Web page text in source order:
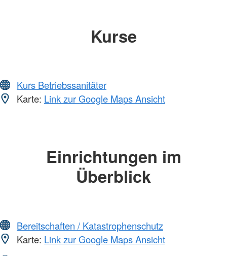
Kurse
Kurs Betriebssanitäter
Karte: Link zur Google Maps Ansicht
Einrichtungen im
Überblick
Bereitschaften / Katastrophenschutz
Karte: Link zur Google Maps Ansicht